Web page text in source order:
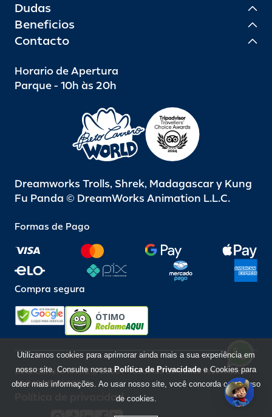
Dudas
Beneficios
Contacto
Horario de Apertura
Parque - 10h às 20h
Dreamworks Trolls, Shrek, Madagascar y Kung
Fu Panda © DreamWorks Animation L.L.C.
Formas de Pago
Compra segura
ÓTIMO
Beto Carrero World @ 2026 / Todos los derechos reservados
85.248.987/0001-10
Política de privacidad
Utilizamos cookies para aprimorar ainda mais a sua experiência em
nosso site. Consulte nossa Política de Privacidade e Cookies para
obter mais informações. Ao usar nosso site, você concorda com o uso
de cookies.